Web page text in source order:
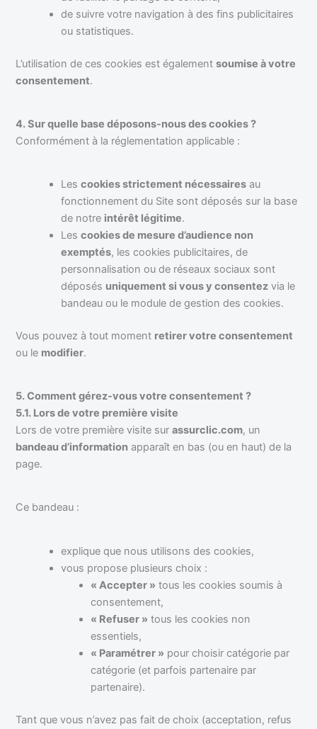
de suivre votre navigation à des fins publicitaires
ou statistiques.
L’utilisation de ces cookies est égalementsoumise à votre
consentement.
4. Sur quelle base déposons-nous des cookies ?
Conformément à la réglementation applicable :
Lescookies strictement nécessaires au
fonctionnement du Site sont déposés sur la base
de notre intérêt légitime.
Lescookies de mesure d’audience non
exemptés, les cookies publicitaires, de
personnalisation ou de réseaux sociaux sont
déposés uniquement si vous y consentez via le
bandeau ou le module de gestion des cookies.
Vous pouvez à tout moment retirer votre consentement
ou le modifier.
5. Comment gérez-vous votre consentement ?
5.1. Lors de votre première visite
Lors de votre première visite surassurclic.com, un
bandeau d’information apparaît en bas (ou en haut) de la
page.
Ce bandeau :
explique que nous utilisons des cookies,
vous propose plusieurs choix :
« Accepter » tous les cookies soumis à
consentement,
« Refuser » tous les cookies non
essentiels,
« Paramétrer » pour choisir catégorie par
catégorie (et parfois partenaire par
partenaire).
Tant que vous n’avez pas fait de choix (acceptation, refus